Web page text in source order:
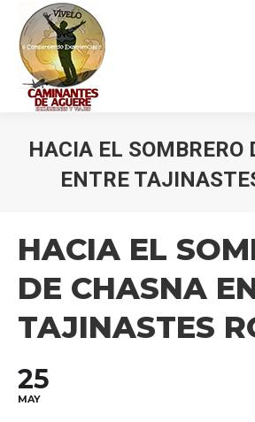
HACIA EL SOMBRERO
ENTRE
HACIA EL
DE CHASNA
TAJINASTES
25
MAY